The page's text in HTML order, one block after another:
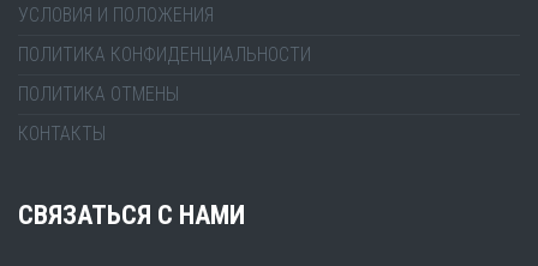
УСЛОВИЯ И ПОЛОЖЕНИЯ
ПОЛИТИКА КОНФИДЕНЦИАЛЬНОСТИ
ПОЛИТИКА ОТМЕНЫ
КОНТАКТЫ
СВЯЗАТЬСЯ С НАМИ